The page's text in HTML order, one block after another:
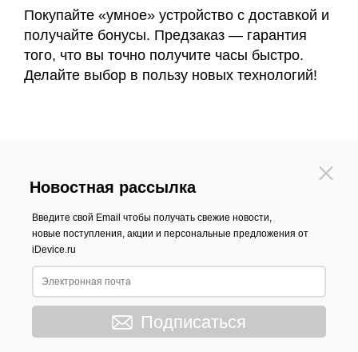
Покупайте «умное» устройство с доставкой и
получайте бонусы. Предзаказ — гарантия
того, что вы точно получите часы быстро.
Делайте выбор в пользу новых технологий!
Новостная рассылка
Введите свой Email чтобы получать свежие новости,
новые поступления, акции и персональные предложения от
iDevice.ru
Подписаться